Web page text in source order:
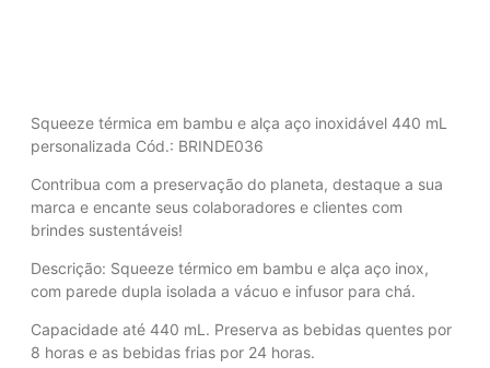
Squeeze térmica em bambu e alça aço inoxidável 440 mL
personalizada Cód.: BRINDE036
Contribua com a preservação do planeta, destaque a sua
marca e encante seus colaboradores e clientes com
brindes sustentáveis!
Descrição: Squeeze térmico em bambu e alça aço inox,
com parede dupla isolada a vácuo e infusor para chá.
Capacidade até 440 mL. Preserva as bebidas quentes por
8 horas e as bebidas frias por 24 horas.